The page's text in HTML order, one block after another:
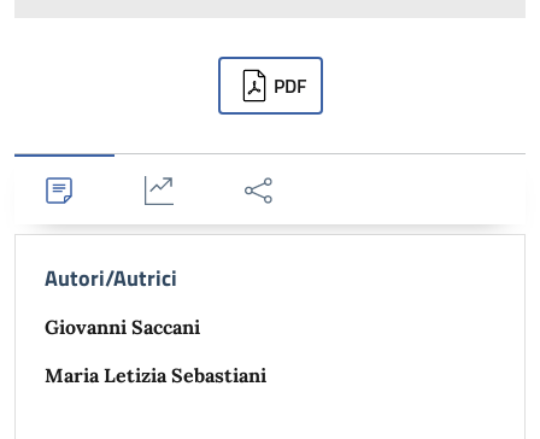
PDF
Dettagli Statistiche Condividi
Autori/Autrici
Giovanni Saccani
Maria Letizia Sebastiani